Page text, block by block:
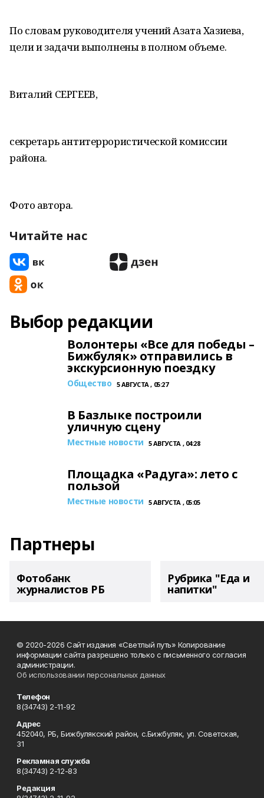
По словам руководителя учений Азата Хазиева,
цели и задачи выполнены в полном объеме.
Виталий СЕРГЕЕВ,
секретарь антитеррористической комиссии
района.
Фото автора.
Читайте нас
Выбор редакции
Волонтеры «Все для победы –
Бижбуляк» отправились в
экскурсионную поездку
Общество 5 АВГУСТА , 05:27
В Базлыке построили
уличную сцену
Местные новости 5 АВГУСТА , 04:28
Площадка «Радуга»: лето с
пользой
Местные новости 5 АВГУСТА , 05:05
Партнеры
Фотобанк
журналистов РБ
Рубрика "Еда и
напитки"
© 2020-2026 Сайт издания «Светлый путь» Копирование
информации сайта разрешено только с письменного согласия
администрации.
Об использовании персональных данных
Телефон
8(34743) 2-11-92
Адрес
452040, РБ, Бижбулякский район, с.Бижбуляк, ул. Советская,
31
Рекламная служба
8(34743) 2-12-83
Редакция